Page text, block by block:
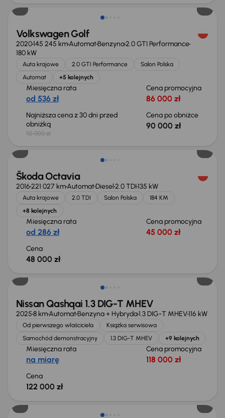
Volkswagen Golf
2020145 245 kmAutomatBenzyna2.0 GTI Performance
180 kW
Auta krajowe 2.0 GTI Performance
Salon Polska
Automat
+5 kolejnych
Miesięczna rata
od 536 zł
Cena promocyjna
86 000 zł
Najniższa cena z 30 dni przed
obniżką
92 000 zł
Cena po obniżce
90 000 zł
Škoda Octavia
2016221 027 kmAutomatDiesel2.0 TDI135 kW
Auta krajowe 2.0 TDI Salon Polska
184 KM
+8 kolejnych
Miesięczna rata
od 286 zł
Cena promocyjna
45 000 zł
Cena
48 000 zł
Od nowego taniej o 36 775 zł
Nissan Qashqai 1.3 DIG-T MHEV
20258 kmAutomatBenzyna + Hybryda1.3 DIG-T MHEV116 kW
Od pierwszego właściciela
Książka serwisowa
Samochód demonstracyjny
1.3 DIG-T MHEV +9 kolejnych
Miesięczna rata
na miarę
Cena promocyjna
118 000 zł
Cena
122 000 zł